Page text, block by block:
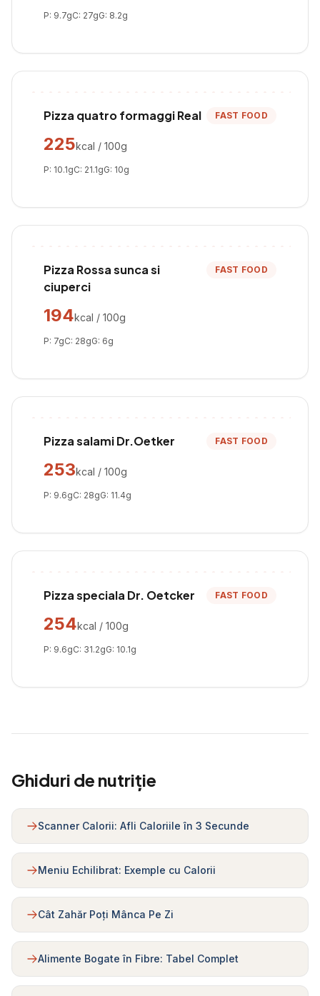
P: 9.7gC: 27gG: 8.2g
Pizza quatro formaggi Real FAST FOOD
225kcal / 100g
P: 10.1gC: 21.1gG: 10g
Pizza Rossa sunca si
ciuperci
FAST FOOD
194kcal / 100g
P: 7gC: 28gG: 6g
Pizza salami Dr.Oetker FAST FOOD
253kcal / 100g
P: 9.6gC: 28gG: 11.4g
Pizza speciala Dr. Oetcker FAST FOOD
254kcal / 100g
P: 9.6gC: 31.2gG: 10.1g
Ghiduri de nutriție
Scanner Calorii: Afli Caloriile în 3 Secunde
Meniu Echilibrat: Exemple cu Calorii
Cât Zahăr Poți Mânca Pe Zi
Alimente Bogate în Fibre: Tabel Complet